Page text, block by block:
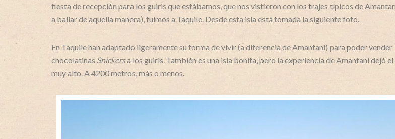
fiesta de recepción para los guiris que estábamos, que nos vistieron con los trajes típicos de
a bailar de aquella manera), fuimos a Taquile. Desde esta isla está tomada la siguiente foto.
En Taquile han adaptado ligeramente su forma de vivir (a diferencia de Amantaní) para poder vender
chocolatinas Snickersa los guiris. También es una isla bonita, pero la experiencia de Amantaní dejó
muy alto. A 4200 metros, más o menos.